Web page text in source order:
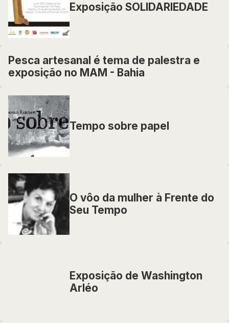
Exposição SOLIDARIEDADE
Pesca artesanal é tema de palestra e
exposição no MAM - Bahia
Tempo sobre papel
O vôo da mulher à Frente do
Seu Tempo
Exposição de Washington
Arléo